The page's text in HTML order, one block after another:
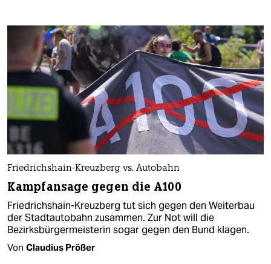
Friedrichshain-Kreuzberg vs. Autobahn
Kampfansage gegen die A100
Friedrichshain-Kreuzberg tut sich gegen den Weiterbau
der Stadtautobahn zusammen. Zur Not will die
Bezirksbürgermeisterin sogar gegen den Bund klagen.
Von Claudius Prößer